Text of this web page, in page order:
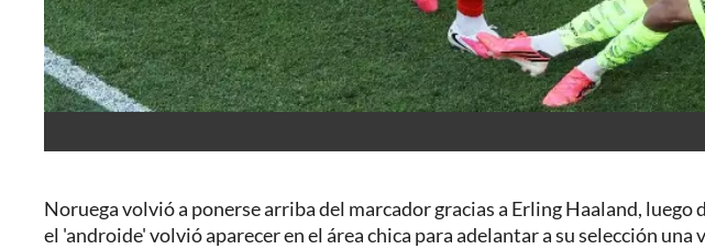
Noruega volvió a ponerse arriba del marcador gracias a Erling Haaland, luego
el 'androide' volvió aparecer en el área chica para adelantar a su selección una